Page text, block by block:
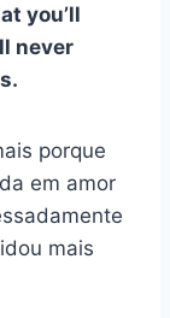
you’ll
never
porque
em amor
mais